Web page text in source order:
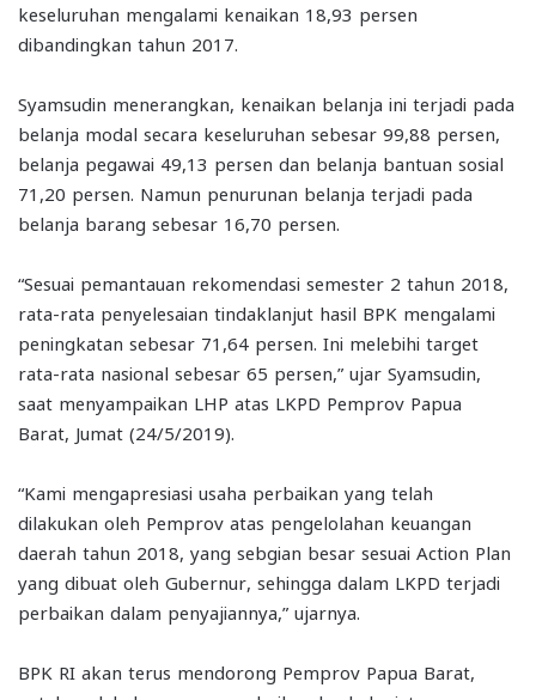
keseluruhan mengalami kenaikan 18,93 persen
dibandingkan tahun 2017.
Syamsudin menerangkan, kenaikan belanja ini terjadi pada
belanja modal secara keseluruhan sebesar 99,88 persen,
belanja pegawai 49,13 persen dan belanja bantuan sosial
71,20 persen. Namun penurunan belanja terjadi pada
belanja barang sebesar 16,70 persen.
“Sesuai pemantauan rekomendasi semester 2 tahun 2018,
rata-rata penyelesaian tindaklanjut hasil BPK mengalami
peningkatan sebesar 71,64 persen. Ini melebihi target
rata-rata nasional sebesar 65 persen,” ujar Syamsudin,
saat menyampaikan LHP atas LKPD Pemprov Papua
Barat, Jumat (24/5/2019).
“Kami mengapresiasi usaha perbaikan yang telah
dilakukan oleh Pemprov atas pengelolahan keuangan
daerah tahun 2018, yang sebgian besar sesuai Action Plan
yang dibuat oleh Gubernur, sehingga dalam LKPD terjadi
perbaikan dalam penyajiannya,” ujarnya.
BPK RI akan terus mendorong Pemprov Papua Barat,